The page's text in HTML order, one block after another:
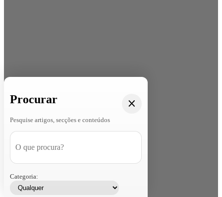
Procurar
Pesquise artigos, secções e conteúdos
Categoria: